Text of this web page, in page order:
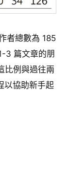
者總數為 185
3 篇文章的朋
比例與過往兩
以協助新手起